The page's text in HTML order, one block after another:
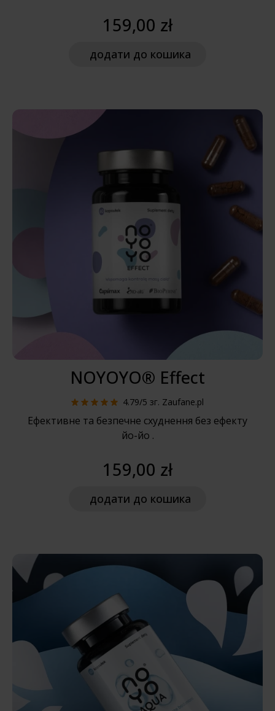
159,00 zł
додати до кошика
NOYOYO® Effect
4.79/5 зг. Zaufane.pl
Ефективне та безпечне схуднення без ефекту
йо-йо .
159,00 zł
додати до кошика